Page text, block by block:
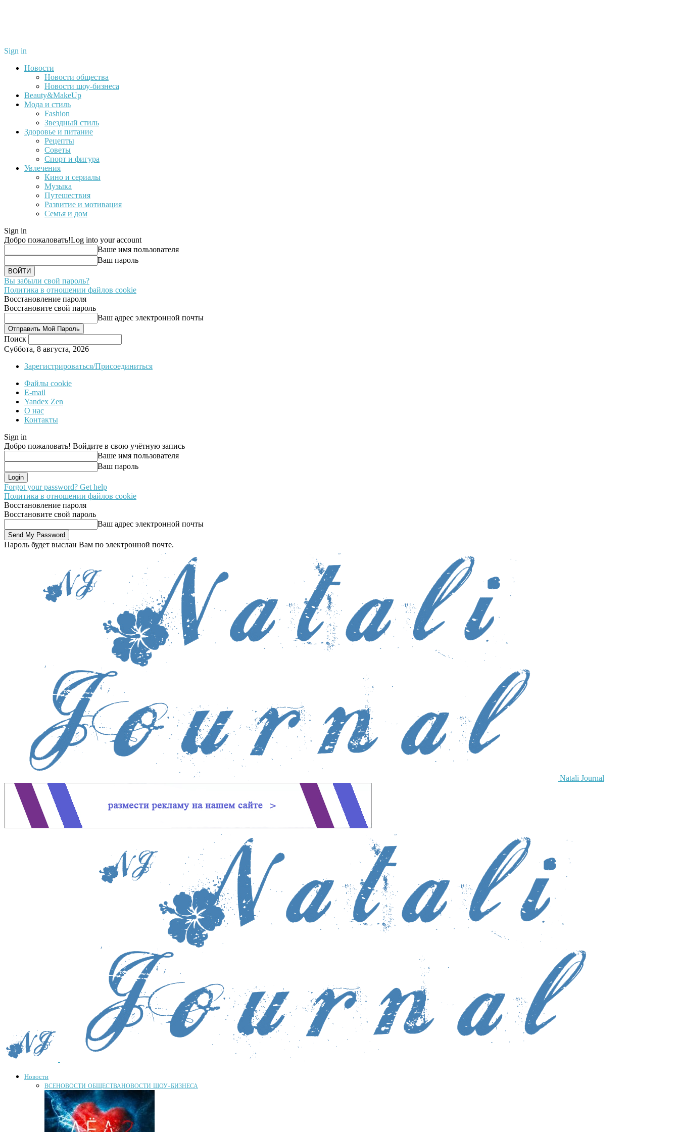
Sign in
Новости
Новости общества
Новости шоу-бизнеса
Beauty&MakeUp
Мода и стиль
Fashion
Звездный стиль
Здоровье и питание
Рецепты
Советы
Спорт и фигура
Увлечения
Кино и сериалы
Музыка
Путешествия
Развитие и мотивация
Семья и дом
Sign in
Добро пожаловать!Log into your account
Ваше имя пользователя
Ваш пароль
Вы забыли свой пароль?
Политика в отношении файлов cookie
Восстановление пароля
Восстановите свой пароль
Ваш адрес электронной почты
Поиск
Суббота, 8 августа, 2026
Зарегистрироваться/Присоединиться
Файлы cookie
E-mail
Yandex Zen
О нас
Контакты
Sign in
Добро пожаловать! Войдите в свою учётную запись
Ваше имя пользователя
Ваш пароль
Forgot your password? Get help
Политика в отношении файлов cookie
Восстановление пароля
Восстановите свой пароль
Ваш адрес электронной почты
Пароль будет выслан Вам по электронной почте.
Natali Journal
Новости
ВСЕНОВОСТИ ОБЩЕСТВАНОВОСТИ ШОУ-БИЗНЕСА